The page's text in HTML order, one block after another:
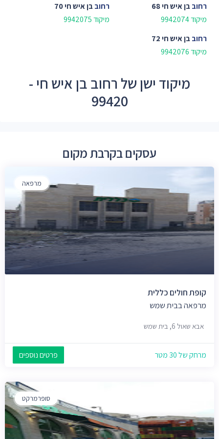
רחובבן איש חי 68
מיקוד 9942074
רחובבן איש חי 70
מיקוד 9942075
רחובבן איש חי 72
מיקוד 9942076
מיקוד ישן של רחוב בן איש חי -
99420
עסקים בקרבת מקום
מרפאה
קופת חולים כללית
מרפאה בבית שמש
אבא שאול 6, בית שמש
מרחק של 30 מטר פרטים נוספים
סופרמרקט